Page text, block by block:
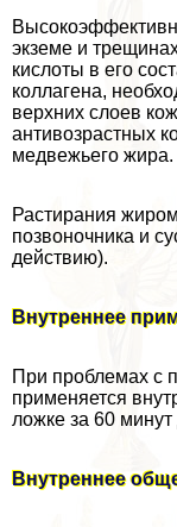
экземе и
кислоты в его
коллагена,
верхних слоев
антивозрастных
медвежьего жира.
Растирания
позвоночника и
действию).
Внутреннее
При проблемах с
применяется
ложке за 60
Внутреннее